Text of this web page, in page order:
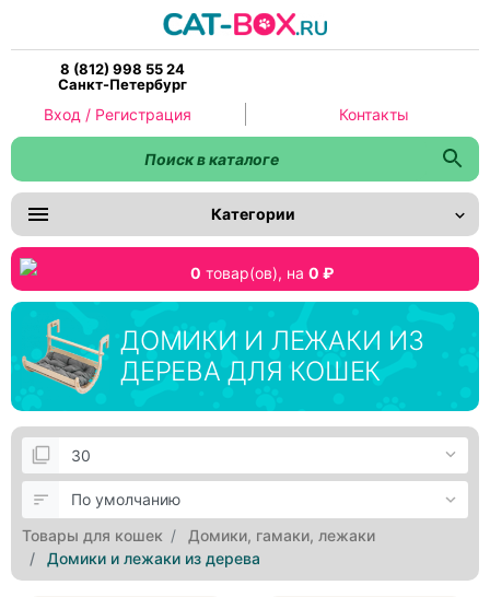
8 (812) 998 55 24
Санкт-Петербург
0 товар(ов), на 0 ₽
Категории
Вход / Регистрация Контакты
ДОМИКИ И ЛЕЖАКИ ИЗ
ДЕРЕВА ДЛЯ КОШЕК
Товары для кошек
Домики, гамаки, лежаки
Домики и лежаки из дерева